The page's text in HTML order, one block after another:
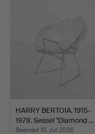
HARRY BERTOIA. 1915-
1978. Sessel "Diamond …
Beendet 10. Jul 2026